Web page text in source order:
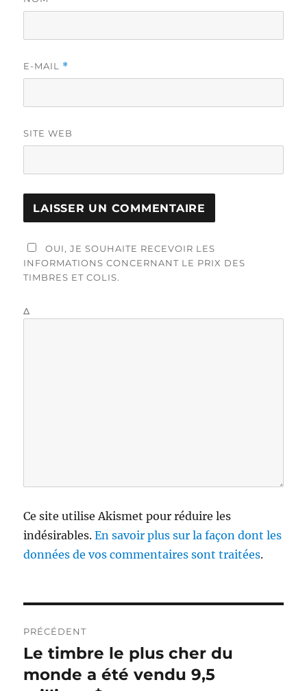
E-MAIL *
SITE WEB
OUI, JE SOUHAITE RECEVOIR LES
INFORMATIONS CONCERNANT LE PRIX DES
TIMBRES ET COLIS.
Δ
Ce site utilise Akismet pour réduire les
indésirables.En savoir plus sur la façon dont les
données de vos commentaires sont traitées.
a
v
PRÉCÉDENT
u
Le timbre le plus cher du
monde a été vendu 9,5